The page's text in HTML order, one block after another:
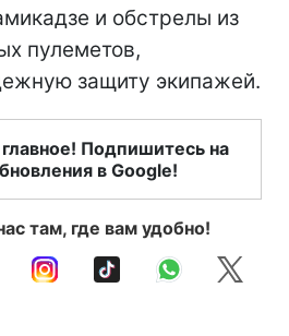
и обстрелы из
пулеметов,
защиту экипажей.
Подпишитесь на
в Google!
там, где вам удобно!